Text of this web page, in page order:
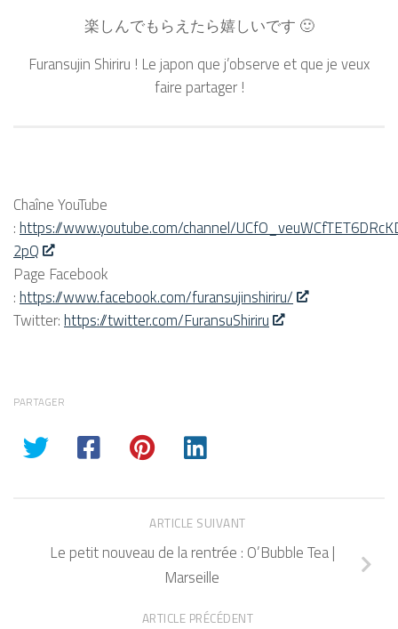
楽しんでもらえたら嬉しいです 🙂
Furansujin Shiriru ! Le japon que j’observe et que je veux
faire partager !
Chaîne YouTube
: https://www.youtube.com/channel/
2pQ
Page Facebook
: https://www.facebook.com/furansujinshiriru/
Twitter: https://twitter.com/FuransuShiriru
PARTAGER
ARTICLE SUIVANT
Le petit nouveau de la rentrée : O’Bubble Tea |
Marseille
ARTICLE PRÉCÉDENT